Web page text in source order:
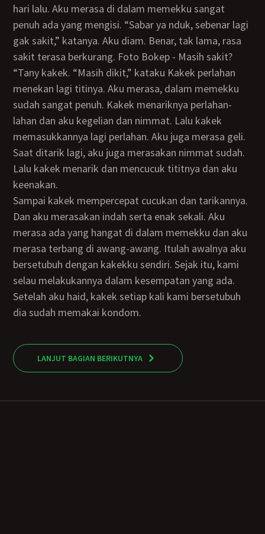
hari lalu. Aku merasa di dalam memekku sangat
penuh ada yang mengisi. “Sabar ya nduk, sebenar lagi
gak sakit,” katanya. Aku diam. Benar, tak lama, rasa
sakit terasa berkurang. Foto Bokep - Masih sakit?
“tany kakek. “Masih dikit,” kataku Kakek perlahan
menekan lagi titinya. Aku merasa, dalam memekku
sudah sangat penuh. Kakek menariknya perlahan-
lahan dan aku kegelian dan nimmat. Lalu kakek
memasukkannya lagi perlahan. Aku juga merasa geli.
Saat ditarik lagi, aku juga merasakan nimmat sudah.
Lalu kakek menarik dan mencucuk tititnya dan aku
keenakan.
Sampai kakek mempercepat cucukan dan tarikannya.
Dan aku merasakan indah serta enak sekali. Aku
merasa ada yang hangat di dalam memekku dan aku
merasa terbang di awang-awang. Itulah awalnya aku
bersetubuh dengan kakekku sendiri. Sejak itu, kami
selau melakukannya dalam kesempatan yang ada.
Setelah aku haid, kakek setiap kali kami bersetubuh
dia sudah memakai kondom.
LANJUT BAGIAN BERIKUTNYA